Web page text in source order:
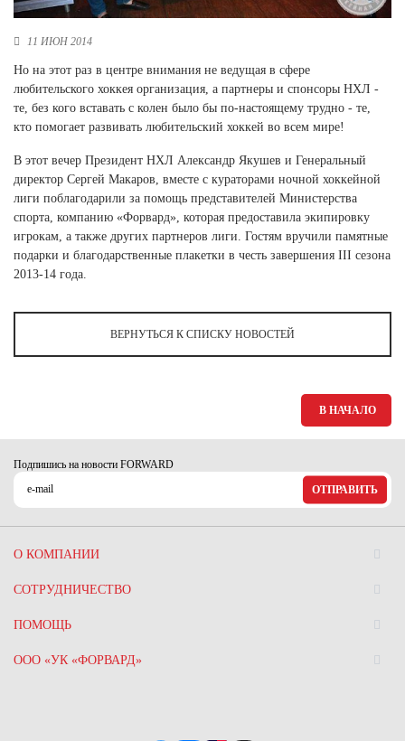
Республика Башкортостан (3)
Ростовская область (2)
Самарская область (1)
Санкт-Петербург и ЛО (3)
Свердловская область (5)
Северная Осетия (2)
Смоленская область (1)
Ставропольский край (5)
Томская область (1)
Тульская область (1)
Ханты-Мансийский автономный округ (3)
11 ИЮН 2014
Но на этот раз в центре внимания не ведущая в сфере
любительского хоккея организация, а партнеры и спонсоры НХЛ -
те, без кого вставать с колен было бы по-настоящему трудно - те,
кто помогает развивать любительский хоккей во всем мире!
В этот вечер Президент НХЛ Александр Якушев и Генеральный
директор Сергей Макаров, вместе с кураторами ночной хоккейной
лиги поблагодарили за помощь представителей Министерства
спорта, компанию «Форвард», которая предоставила экипировку
игрокам, а также других партнеров лиги. Гостям вручили памятные
подарки и благодарственные плакетки в честь завершения III сезона
2013-14 года.
ВЕРНУТЬСЯ К СПИСКУ НОВОСТЕЙ
В НАЧАЛО
Подпишись на новости FORWARD
ОТПРАВИТЬ
О КОМПАНИИ
СОТРУДНИЧЕСТВО
ПОМОЩЬ
ООО «УК «ФОРВАРД»